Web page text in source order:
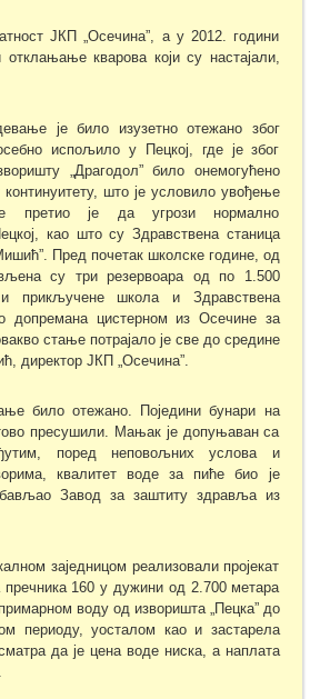
ЈКП „Осечина”, а у 2012. години
кварова који су настајали,
је било изузетно отежано због
испољило у Пецкој, где је због
„Драгодол” било онемогућено
што је условило увођење
претио је да угрози нормално
као што су Здравствена станица
Пред почетак школске године, од
су три резервоара од по 1.500
прикључене школа и Здравствена
допремана цистерном из Осечине за
стање потрајало је све до средине
директор ЈКП „Осечина”.
било отежано. Поједини бунари на
пресушили. Мањак је допуњаван са
поред неповољних услова и
квалитет воде за пиће био је
Завод за заштиту здравља из
заједницом реализовали пројекат
160 у дужини од 2.700 метара
воду од изворишта „Пецка” до
периоду, уосталом као и застарела
да је цена воде ниска, а наплата